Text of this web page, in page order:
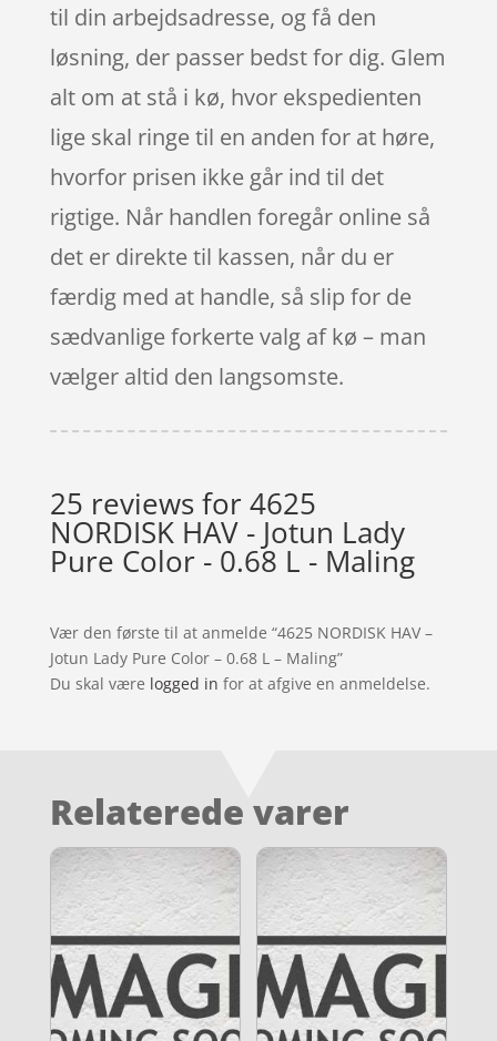
til din arbejdsadresse, og få den
løsning, der passer bedst for dig. Glem
alt om at stå i kø, hvor ekspedienten
lige skal ringe til en anden for at høre,
hvorfor prisen ikke går ind til det
rigtige. Når handlen foregår online så
det er direkte til kassen, når du er
færdig med at handle, så slip for de
sædvanlige forkerte valg af kø – man
vælger altid den langsomste.
25 reviews for4625
NORDISK HAV - Jotun Lady
Pure Color - 0.68 L - Maling
Vær den første til at anmelde “4625 NORDISK HAV –
Jotun Lady Pure Color – 0.68 L – Maling”
Du skal være logged in for at afgive en anmeldelse.
Relaterede varer